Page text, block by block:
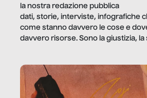
la nostra redazione pubblica
dati, storie, interviste, infografiche
come stanno davvero le cose e
davvero risorse. Sono la giustizia, la